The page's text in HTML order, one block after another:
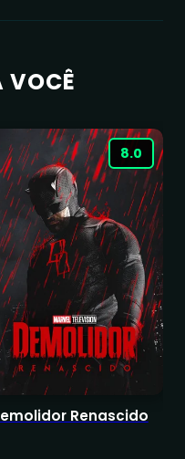
VOCÊ
8.0
Renascido